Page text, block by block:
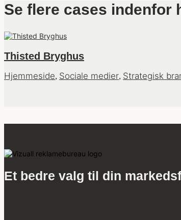
se flere cases
Thisted Bryghus
Hjemmeside, Sociale medier, Strategisk
Et bedre valg til din